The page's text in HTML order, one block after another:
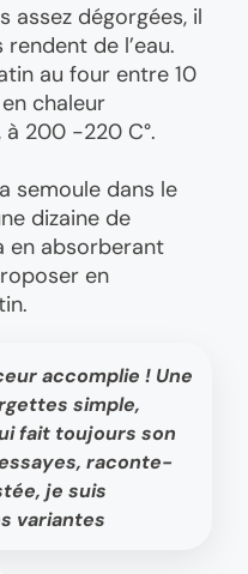
assez dégorgées, il
de l’eau.
au four entre 10
chaleur
200 -220 C°.
semoule dans le
dizaine de
en absorberant
en
accomplie ! Une
simple,
fait toujours son
raconte-
je suis
variantes